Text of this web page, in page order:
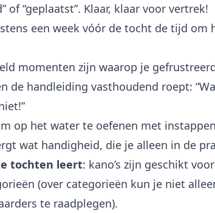
of “geplaatst”. Klaar, klaar voor vertrek!
een week vóór de tocht de tijd om
momenten zijn waarop je
de handleiding vasthoudend roept:
op het water te oefenen met
wat handigheid, die je alleen in de
tochten leert: kano’s zijn geschikt
(over categorieën kun je niet
te raadplegen).